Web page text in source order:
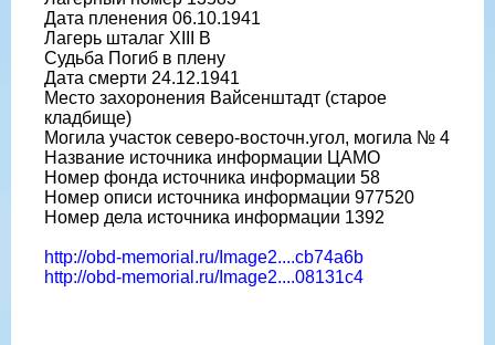
Дата пленения 06.10.1941
Лагерь шталаг XIII B
Судьба Погиб в плену
Дата смерти 24.12.1941
Место захоронения Вайсенштадт (старое
кладбище)
Могила участок северо-восточн.угол, могила № 4
Название источника информации ЦАМО
Номер фонда источника информации 58
Номер описи источника информации 977520
Номер дела источника информации 1392
http://obd-memorial.ru/Image2....cb74a6b
http://obd-memorial.ru/Image2....08131c4